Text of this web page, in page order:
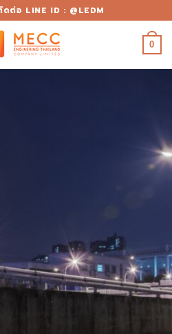
ต่อ LINE ID : @LEDM
0